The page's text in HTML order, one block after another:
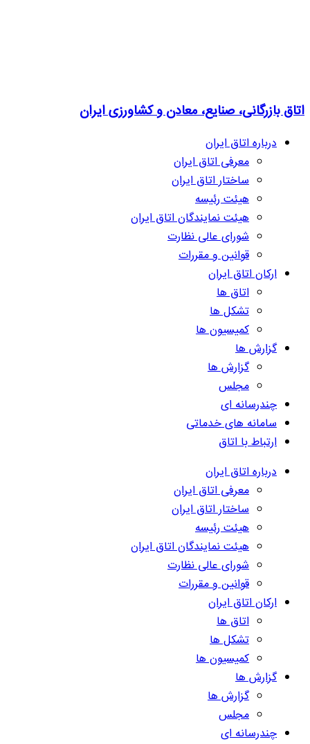
اتاق بازرگانی، صنایع، معادن و کشاورزی ایران
درباره اتاق ایران
معرفی اتاق ایران
ساختار اتاق ایران
هیئت رئیسه
هیئت نمایندگان اتاق ایران
شورای عالی نظارت
قوانین و مقررات
ارکان اتاق ایران
اتاق ها
تشکل ها
کمیسیون ها
گزارش ها
گزارش ها
مجلس
چندرسانه ای
سامانه های خدماتی
ارتباط با اتاق
درباره اتاق ایران
معرفی اتاق ایران
ساختار اتاق ایران
هیئت رئیسه
هیئت نمایندگان اتاق ایران
شورای عالی نظارت
قوانین و مقررات
ارکان اتاق ایران
اتاق ها
تشکل ها
کمیسیون ها
گزارش ها
گزارش ها
مجلس
چندرسانه ای